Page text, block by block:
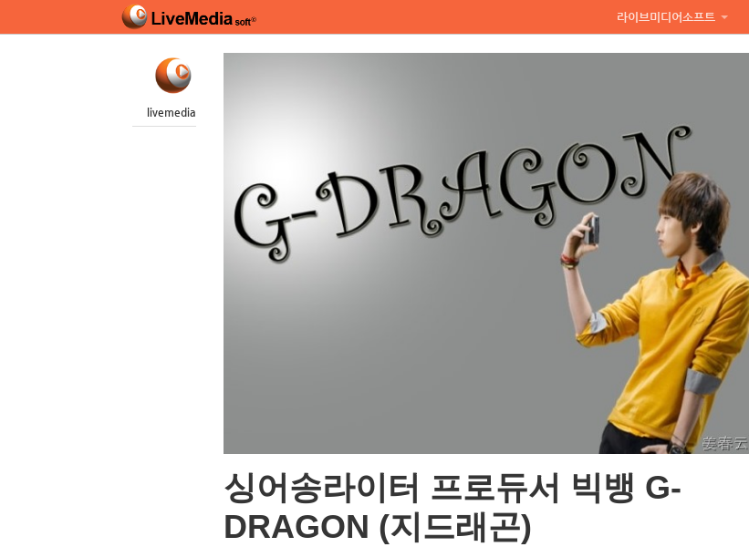
라이브미디어소프트
livemedia
싱어송라이터 프로듀서 빅뱅 G-
DRAGON (지드래곤)